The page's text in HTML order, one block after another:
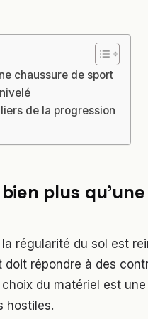
chaussure de sport
de la progression
plus
régularité du sol est
répondre à des
du matériel est
hostiles.